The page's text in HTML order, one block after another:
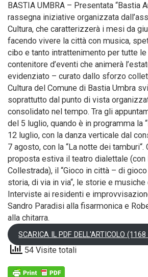
BASTIA UMBRA – Presentata “Bastia
rassegna iniziative organizzata
Cultura, che caratterizzerà i mesi da
facendo vivere la città con musica,
cibo e tanto intrattenimento per tutte le
contenitore d’eventi che animerà
evidenziato – curato dallo sforzo
Cultura del Comune di Bastia Umbra
soprattutto dal punto di vista
consolidato nel tempo. Tra gli
del 5 luglio, quando è in programma la
12 luglio, con la danza verticale dal
7 agosto, con la “La notte dei tamburi“.
proposta estiva il teatro dialettale (con
Collestrada), il “Gioco in città – di
storia, di via in via“, le storie e
Interviste ai residenti e
Sandro Paradisi alla fisarmonica e
alla chitarra.
SCARICA IL PDF DELL'ARTICOLO
54 Visite totali